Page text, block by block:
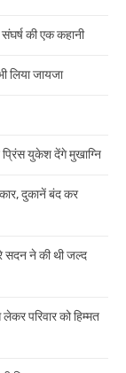
की एक कहानी
लिया जायजा
प्रिंस युकेश देंगे मुखाग्नि
दुकानें बंद कर
सदन ने की थी जल्द
परिवार को हिम्मत